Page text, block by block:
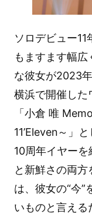
ソロデビュー
もますます幅広
な彼女が2023
横浜で開催した
「小倉 唯
11’Eleven～」
10周年イヤー
と新鮮さの両
は、彼女の“今”
いものと言える